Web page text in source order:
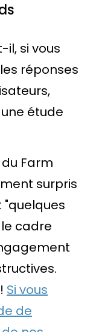
il, si vous
réponses
étude
Farm
surpris
cadre
Si vous
de